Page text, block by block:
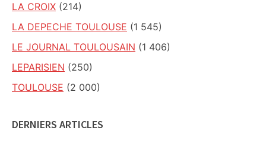
LA CROIX (214)
LA DEPECHE TOULOUSE (1 545)
LE JOURNAL TOULOUSAIN (1 406)
LEPARISIEN (250)
TOULOUSE (2 000)
DERNIERS ARTICLES